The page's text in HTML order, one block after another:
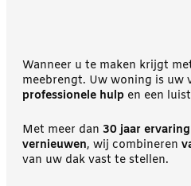
Wanneer u te maken krijgt
meebrengt. Uw woning is uw
professionele hulp en een
Met meer dan 30 jaar ervaring
vernieuwen, wij combineren
van uw dak vast te stellen.